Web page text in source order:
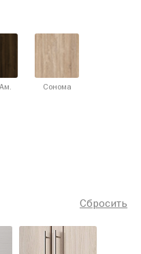
Сонома
Сбросить